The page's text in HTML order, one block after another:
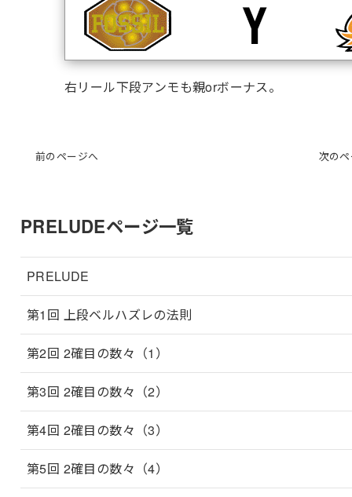
右リール下段アンモも親orボーナス。
前のページへ 次の
PRELUDEページ一覧
PRELUDE
第1回 上段ベルハズレの法則
第2回 2確目の数々（1）
第3回 2確目の数々（2）
第4回 2確目の数々（3）
第5回 2確目の数々（4）